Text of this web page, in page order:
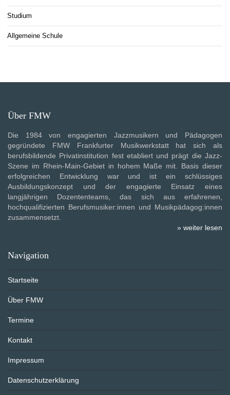
Studium
Allgemeine Schule
Über FMW
Die 1984 von engagierten Jazzmusikern und Pädagogen
gegründete FMW Frankfurter Musikwerkstatt hat sich als
berufsbildende Privatinstitution fest etabliert und prägt die Jazz-
Szene im Rhein-Main-Gebiet in hohem Maße mit. Basis dieser
erfolgreichen Entwicklung war und ist ein schlüssiges
Ausbildungskonzept und der engagierte Einsatz eines
langjährigen Dozententeams, das sich aus erfahrenen,
hochqualifizierten Berufsmusiker:innen und Musikpädagog:innen
zusammensetzt.
» weiter lesen
Navigation
Startseite
Über FMW
Termine
Kontakt
Impressum
Datenschutzerklärung